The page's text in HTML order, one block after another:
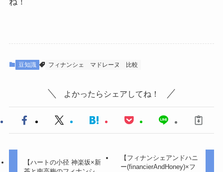
豆知識 フィナンシェ マドレーヌ 比較
よかったらシェアしてね！
【ハートの小径 神楽坂×新
【フィナンシェアンドハニ
ー(financierAndHoney)×フ